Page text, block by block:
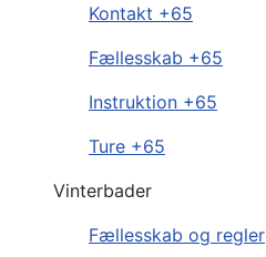
Kontakt +65
Fællesskab +65
Instruktion +65
Ture +65
Vinterbader
Fællesskab og regler